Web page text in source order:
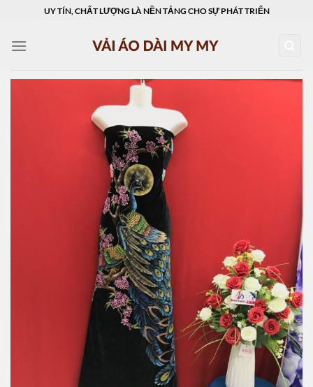
content
UY TÍN, CHẤT LƯỢNG LÀ NỀN TẢNG CHO SỰ PHÁT TRIỂN